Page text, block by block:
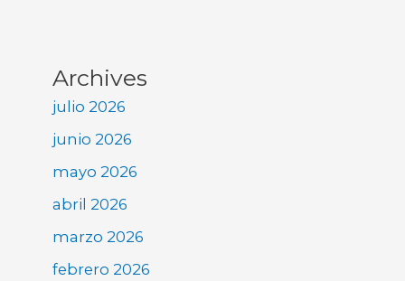
Archives
julio 2026
junio 2026
mayo 2026
abril 2026
marzo 2026
febrero 2026